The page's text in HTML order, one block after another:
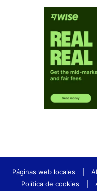
Páginas web locales
Política de cookies